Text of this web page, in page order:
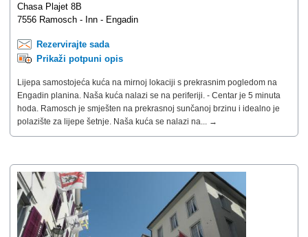
Chasa Plajet 8B
7556 Ramosch - Inn - Engadin
Rezervirajte sada
Prikaži potpuni opis
Lijepa samostojeća kuća na mirnoj lokaciji s prekrasnim pogledom na
Engadin planina. Naša kuća nalazi se na periferiji. - Centar je 5 minuta
hoda. Ramosch je smješten na prekrasnoj sunčanoj brzinu i idealno je
polazište za lijepe šetnje. Naša kuća se nalazi na... →